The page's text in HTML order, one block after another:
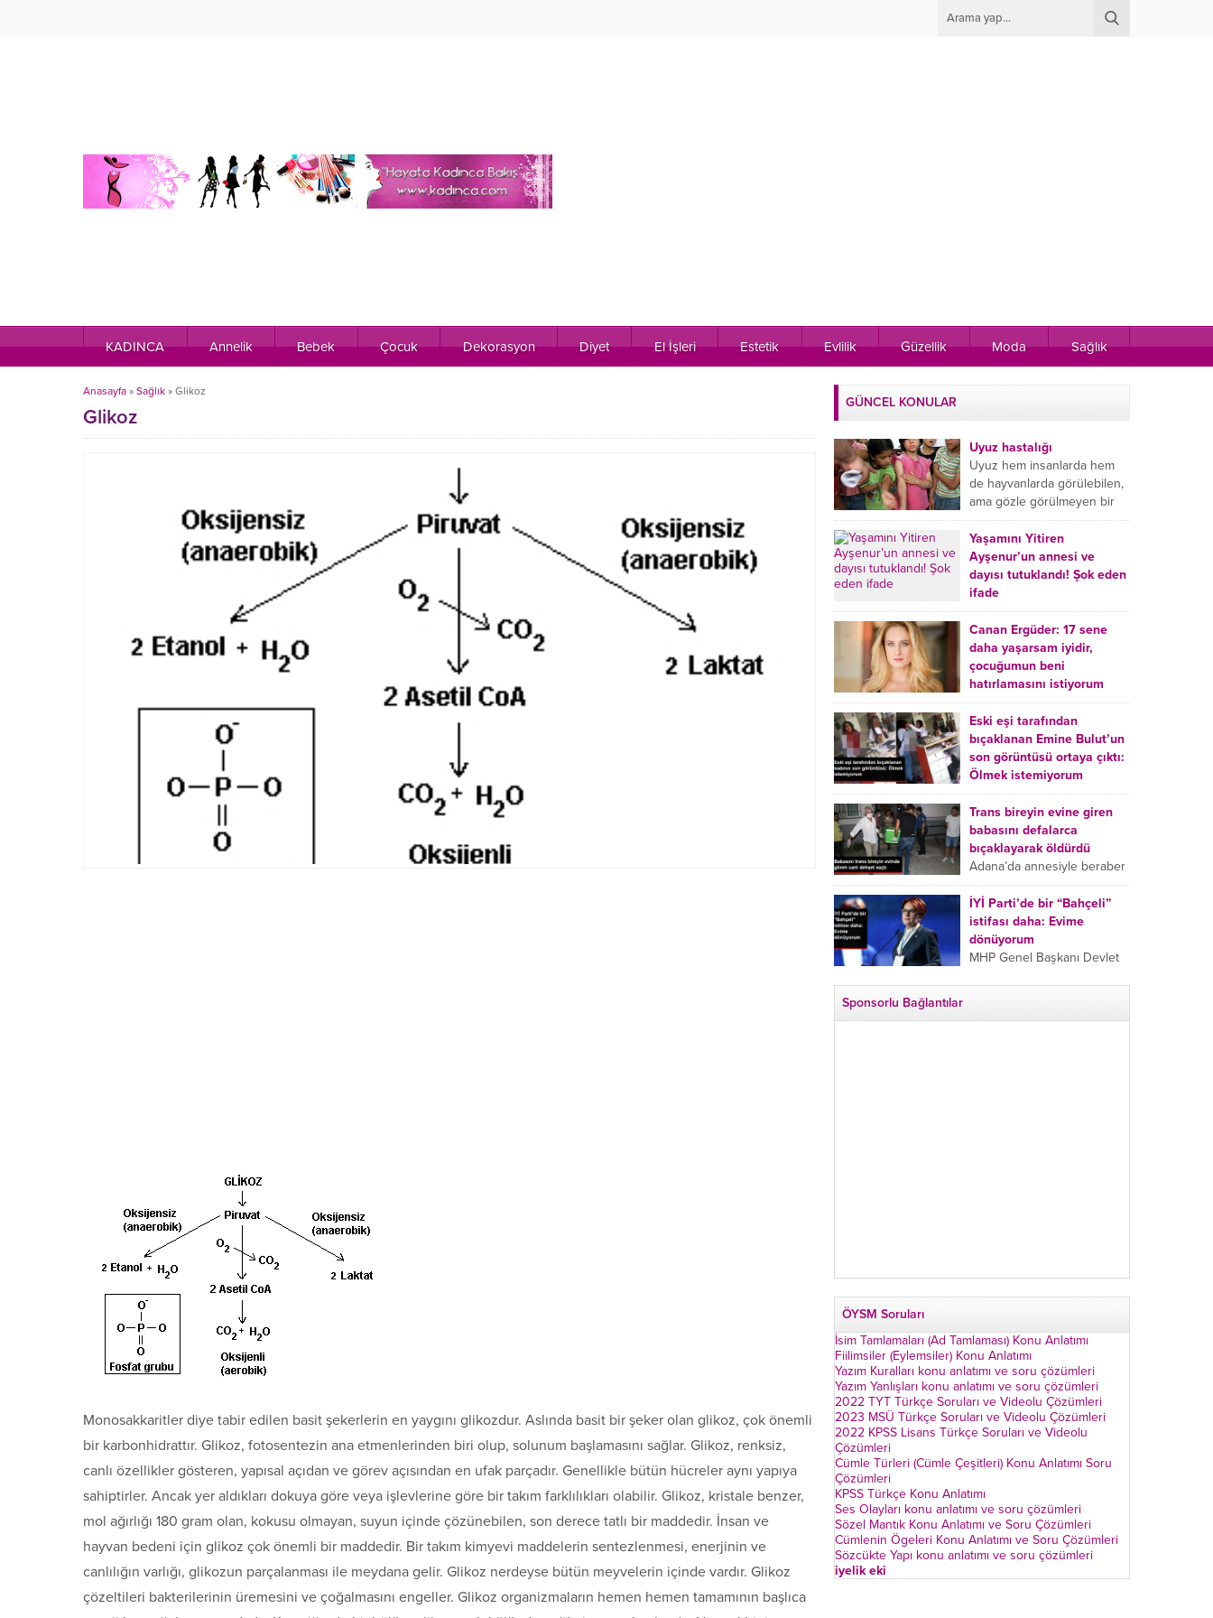
KADINCA Annelik Bebek Çocuk Dekorasyon Diyet El İşleri Estetik Evlilik Güzellik Moda Sağlık
Anasayfa » Sağlık » Glikoz
Glikoz
Monosakkaritler diye tabir edilen basit şekerlerin en yaygını glikozdur. Aslında basit bir şeker olan glikoz, çok önemli
bir karbonhidrattır. Glikoz, fotosentezin ana etmenlerinden biri olup, solunum başlamasını sağlar. Glikoz, renksiz,
canlı özellikler gösteren, yapısal açıdan ve görev açısından en ufak parçadır. Genellikle bütün hücreler aynı yapıya
sahiptirler. Ancak yer aldıkları dokuya göre veya işlevlerine göre bir takım farklılıkları olabilir. Glikoz, kristale benzer,
mol ağırlığı 180 gram olan, kokusu olmayan, suyun içinde çözünebilen, son derece tatlı bir maddedir. İnsan ve
hayvan bedeni için glikoz çok önemli bir maddedir. Bir takım kimyevi maddelerin sentezlenmesi, enerjinin ve
canlılığın varlığı, glikozun parçalanması ile meydana gelir. Glikoz nerdeyse bütün meyvelerin içinde vardır. Glikoz
çözeltileri bakterilerinin üremesini ve çoğalmasını engeller. Glikoz organizmaların hemen hemen tamamının başlıca
GÜNCEL KONULAR
Uyuz hastalığı
Uyuz hem insanlarda hem
de hayvanlarda görülebilen,
ama gözle görülmeyen bir
tür mikroplu böcek
hastalığıdır. Uyuz hastalığı
(Urticaria), deride veya...
Yaşamını Yitiren
Ayşenur’un annesi ve
dayısı tutuklandı! Şok eden
ifade
Burdur’da yatağında ölü
bulunan Ayşenur Kazık’ın (2)
annesi Kader Karadeniz (23)
ile dayısı Hızır Tunç
Çetinkaya (19) tutuklandı.
Çetinkaya, ifadesinde...
Canan Ergüder: 17 sene
daha yaşarsam iyidir,
çocuğumun beni
hatırlamasını istiyorum
Kanser tedavisi gören ünlü
oyuncu Canan Ergüder,
hastalık sürecini anlattı:
Meme kanserine yakalanan
ünlü oyuncu Canan Ergüder
aklıma ilk ölümün...
Eski eşi tarafından
bıçaklanan Emine Bulut’un
son görüntüsü ortaya çıktı:
Ölmek istemiyorum
Kırıkkale’de eski eşi
tarafından boğazından
bıçaklanan Emine Bulut’un
“Ben ölmek istemiyorum”
demesi ve yanında bulunan
10 yaşındaki kızının “Anne
lütfen...
Trans bireyin evine giren
babasını defalarca
bıçaklayarak öldürdü
Adana’da annesiyle beraber
takip ettiği babasının trans
bireyin evine girdiği gören
cani, babasını vücudunun
çeşitli yerlerinden
bıçaklayarak öldürdü.
İYİ Parti’de bir “Bahçeli”
istifası daha: Evime
dönüyorum
MHP Genel Başkanı Devlet
Sponsorlu Bağlantılar
ÖYSM Soruları
İsim Tamlamaları (Ad Tamlaması) Konu Anlatımı
Fiilimsiler (Eylemsiler) Konu Anlatımı
Yazım Kuralları konu anlatımı ve soru çözümleri
Yazım Yanlışları konu anlatımı ve soru çözümleri
2022 TYT Türkçe Soruları ve Videolu Çözümleri
2023 MSÜ Türkçe Soruları ve Videolu Çözümleri
2022 KPSS Lisans Türkçe Soruları ve Videolu
Çözümleri
Cümle Türleri (Cümle Çeşitleri) Konu Anlatımı Soru
Çözümleri
KPSS Türkçe Konu Anlatımı
Ses Olayları konu anlatımı ve soru çözümleri
Sözel Mantık Konu Anlatımı ve Soru Çözümleri
Cümlenin Ögeleri Konu Anlatımı ve Soru Çözümleri
Sözcükte Yapı konu anlatımı ve soru çözümleri
iyelik eki